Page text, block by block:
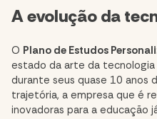
A evolução da
O Plano de Estudos
estado da arte da tecnologia
durante seus quase 10 anos
trajetória, a empresa que é
inovadoras para a educação